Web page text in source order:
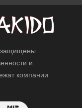
защищены
и
компании